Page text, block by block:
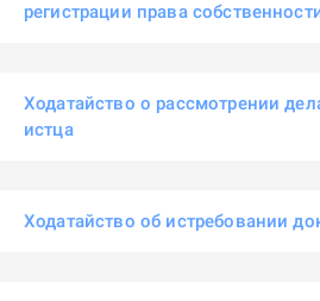
регистрации права
Ходатайство о рассмотрении
истца
Ходатайство об истребовании